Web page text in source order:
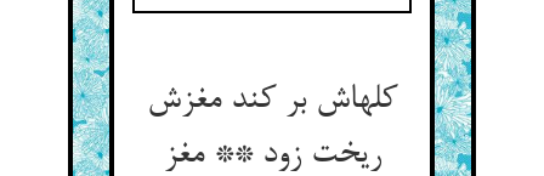
کله‏اش بر کند مغزش
ریخت زود ** مغز